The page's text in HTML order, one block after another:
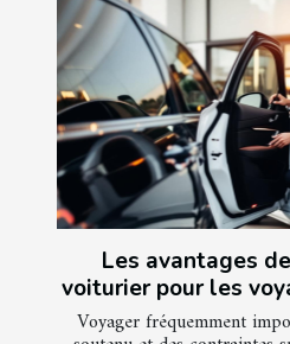
Les avantages
voiturier pour les
Voyager fréquemment